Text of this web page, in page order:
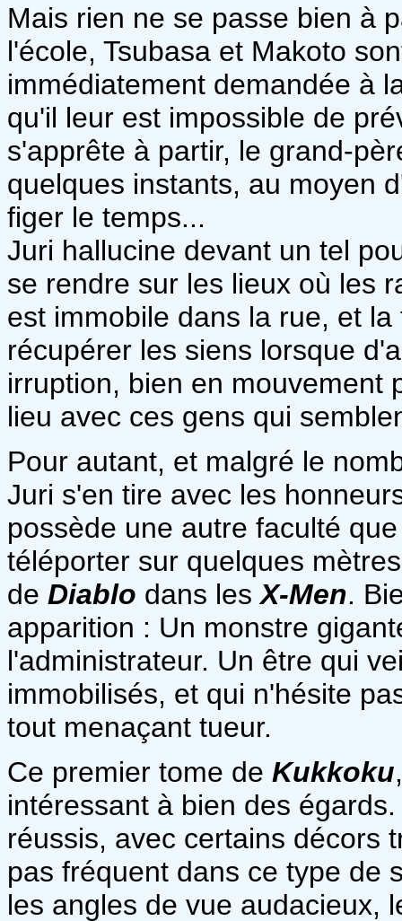
Mais rien ne se passe bien à
l'école, Tsubasa et Makoto
immédiatement demandée à
qu'il leur est impossible de
s'apprête à partir, le grand-
quelques instants, au moyen
figer le temps...
Juri hallucine devant un tel
se rendre sur les lieux où les
est immobile dans la rue, et
récupérer les siens lorsque
irruption, bien en mouvement
lieu avec ces gens qui
Pour autant, et malgré le
Juri s'en tire avec les
possède une autre faculté
téléporter sur quelques
de Diablo dans lesX-Men.
apparition : Un monstre
l'administrateur. Un être qui
immobilisés, et qui n'hésite
tout menaçant tueur.
Ce premier tome de Kukkoku
intéressant à bien des
réussis, avec certains décors
pas fréquent dans ce type de
les angles de vue audacieux,